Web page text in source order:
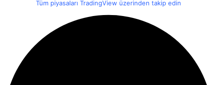
Tüm piyasaları TradingView üzerinden takip edin